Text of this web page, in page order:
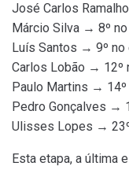
José Carlos
Márcio Silva → 8º
Luís Santos → 9º no
Carlos Lobão → 12º
Paulo Martins →
Pedro Gonçalves →
Ulisses Lopes →
Esta etapa, a última